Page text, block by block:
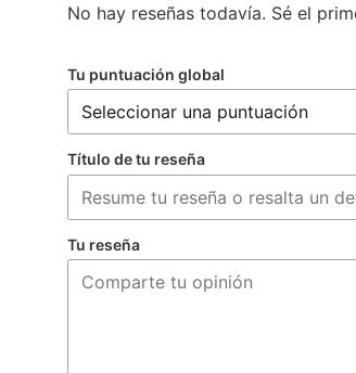
No hay reseñas todavía. Sé el
Tu puntuación global
Título de tu reseña
Tu reseña